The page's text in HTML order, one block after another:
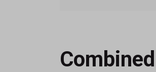
Combined